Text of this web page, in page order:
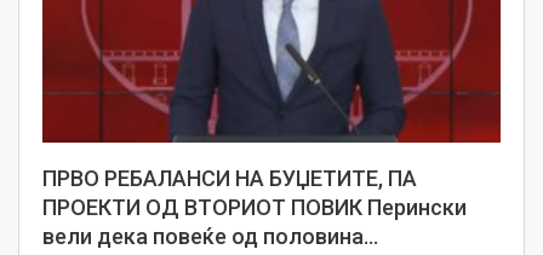
ПРВО РЕБАЛАНСИ НА БУЏЕТИТЕ, ПА
ПРОЕКТИ ОД ВТОРИОТ ПОВИК Перински
вели дека повеќе од половина…